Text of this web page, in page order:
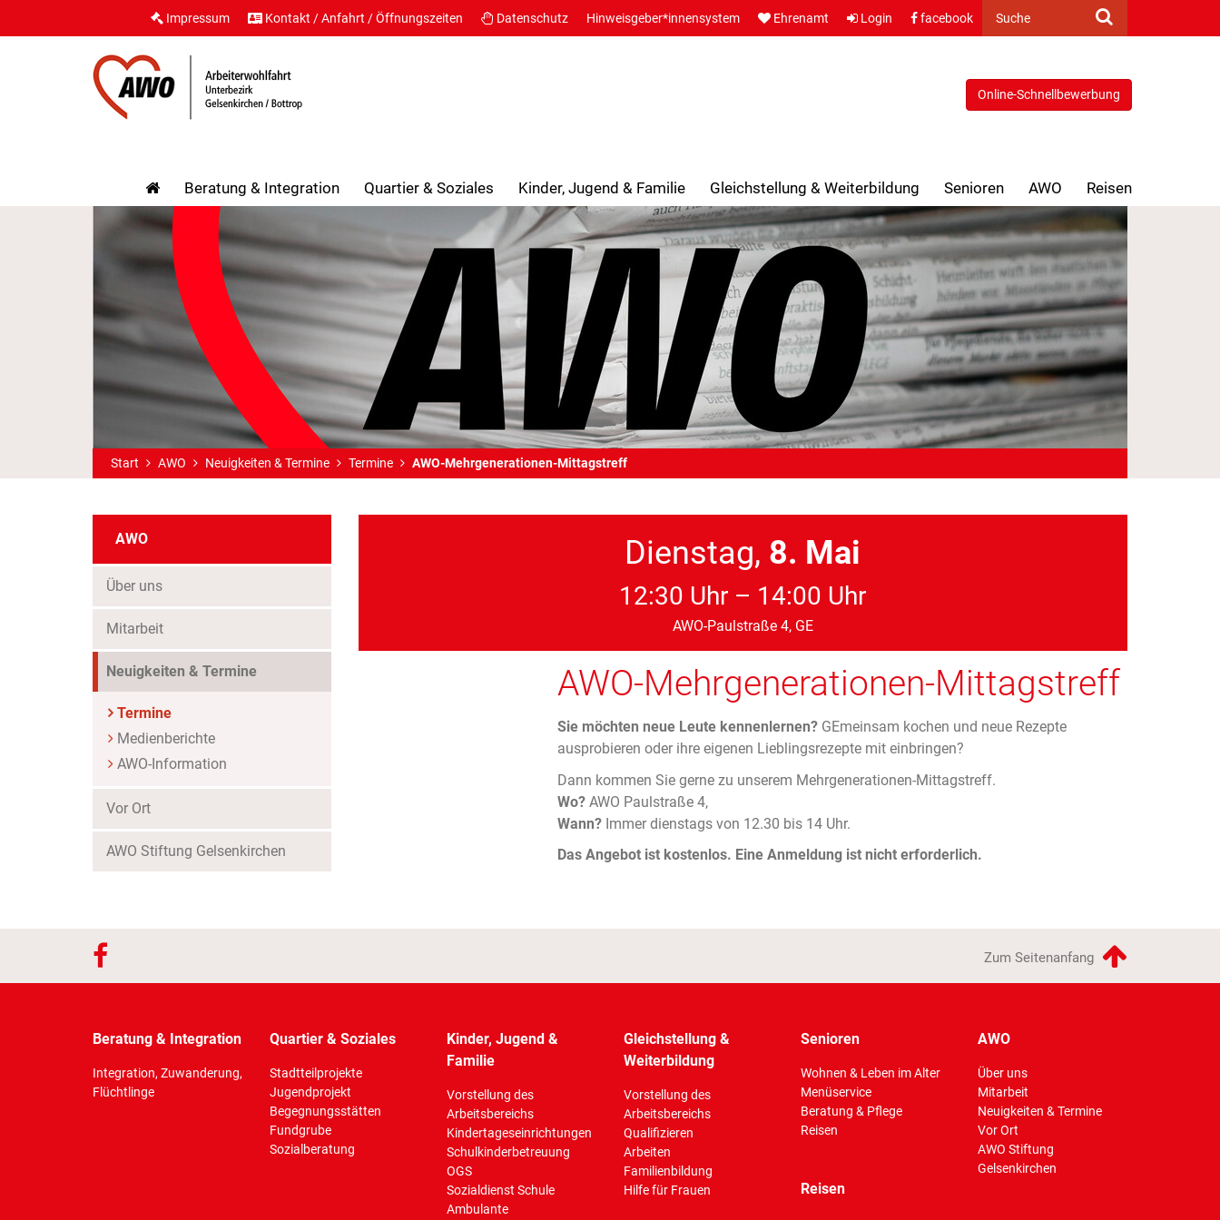
Suche
Impressum Kontakt / Anfahrt / Öffnungszeiten Datenschutz Hinweisgeber*innensystem Ehrenamt Login facebook
Online-Schnellbewerbung
Beratung & Integration Quartier & Soziales Kinder, Jugend & Familie Gleichstellung & Weiterbildung Senioren AWO Reisen
Start AWO Neuigkeiten & Termine Termine AWO-Mehrgenerationen-Mittagstreff
AWO
Über uns
Mitarbeit
Neuigkeiten & Termine
Termine
Medienberichte
AWO-Information
Vor Ort
AWO Stiftung Gelsenkirchen
Dienstag, 8. Mai
12:30 Uhr – 14:00 Uhr
AWO-Paulstraße 4, GE
AWO-Mehrgenerationen-Mittagstreff
Sie möchten neue Leute kennenlernen?GEmeinsam kochen und neue Rezepte
ausprobieren oder ihre eigenen Lieblingsrezepte mit einbringen?
Dann kommen Sie gerne zu unserem Mehrgenerationen-Mittagstreff.
Wo?AWO Paulstraße 4,
Wann? Immer dienstags von 12.30 bis 14 Uhr.
Das Angebot ist kostenlos. Eine Anmeldung ist nicht erforderlich.
Zum Seitenanfang
Beratung & Integration
Integration, Zuwanderung,
Flüchtlinge
Quartier & Soziales
Stadtteilprojekte
Jugendprojekt
Begegnungsstätten
Fundgrube
Sozialberatung
Kinder, Jugend &
Familie
Vorstellung des
Arbeitsbereichs
Kindertageseinrichtungen
Schulkinderbetreuung
OGS
Sozialdienst Schule
Ambulante
Gleichstellung &
Weiterbildung
Vorstellung des
Arbeitsbereichs
Qualifizieren
Arbeiten
Familienbildung
Hilfe für Frauen
Senioren
Wohnen & Leben im Alter
Menüservice
Beratung & Pflege
Reisen
AWO
Über uns
Mitarbeit
Neuigkeiten & Termine
Vor Ort
AWO Stiftung
Gelsenkirchen
Reisen